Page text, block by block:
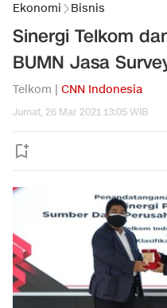
Ekonomi Bisnis
Sinergi Telkom
BUMN Jasa
Telkom | CNN Indonesia
Jumat, 26 Mar 2021 13:05 WIB